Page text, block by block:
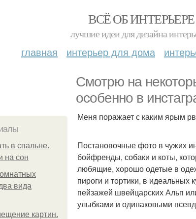
ВСЁ ОБ
лучшие идеи для дизайна
главная интерьер для дома
Смотрю на
особенно в
в спальне.
на сон
вида
картин.
Меня поражает с каким ярым
Постановочные фото в чужих
бойфренды, собаки и коты,
любящие, хорошо одетые в
пироги и тортики, в
пейзажей швейцарских Альп
улыбками и одинаковыми